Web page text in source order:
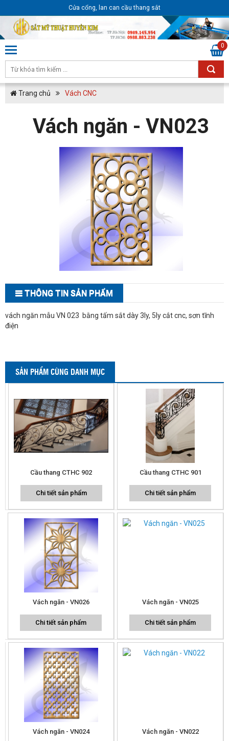
Cửa cổng, lan can cầu thang sắt
0
Trang chủ Vách CNC
Vách ngăn - VN023
THÔNG TIN SẢN PHẨM
vách ngăn mẫu VN 023 bằng tấm sắt dày 3ly, 5ly cắt cnc, sơn tĩnh
điện
SẢN PHẨM CÙNG DANH MỤC
Cầu thang CTHC 902
Chi tiết sản phẩm
Cầu thang CTHC 901
Chi tiết sản phẩm
Vách ngăn - VN026
Chi tiết sản phẩm
Vách ngăn - VN025
Chi tiết sản phẩm
Vách ngăn - VN024 Vách ngăn - VN022